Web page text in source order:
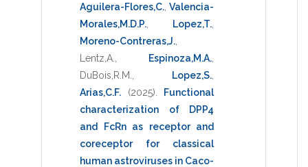
Aguilera-Flores,C. Valencia-
Morales,M.D.P.
Lopez,T.
Moreno-Contreras,J.
Lentz,A.
Espinoza,M.A.
DuBois,R.M.
Lopez,S.
Arias,C.F.
(2025)
Functional
characterization of DPP4
and FcRn as receptor and
coreceptor for classical
human astroviruses in Caco-